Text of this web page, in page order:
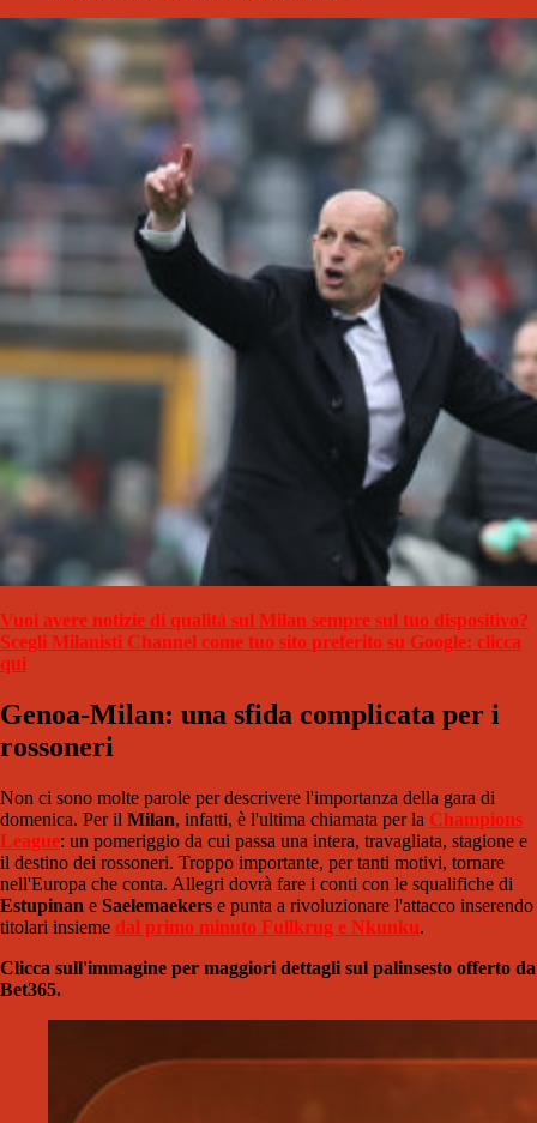
Vuoi avere notizie di qualità sul Milan sempre sul tuo dispositivo?
Scegli Milanisti Channel come tuo sito preferito su Google: clicca
qui
Genoa-Milan: una sfida complicata per i
rossoneri
Non ci sono molte parole per descrivere l'importanza della gara di
domenica. Per il Milan, infatti, è l'ultima chiamata per la Champions
League: un pomeriggio da cui passa una intera, travagliata, stagione e
il destino dei rossoneri. Troppo importante, per tanti motivi, tornare
nell'Europa che conta. Allegri dovrà fare i conti con le squalifiche di
Estupinan e Saelemaekers e punta a rivoluzionare l'attacco inserendo
titolari insieme dal primo minuto Fullkrug e Nkunku.
Clicca sull'immagine per maggiori dettagli sul palinsesto offerto da
Bet365.